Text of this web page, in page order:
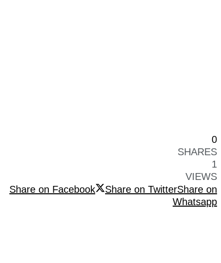
0
SHARES
1
VIEWS
Share on Facebook
Share on TwitterShare on
Whatsapp